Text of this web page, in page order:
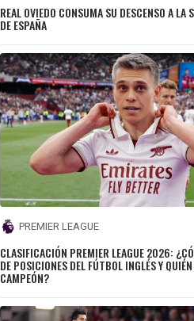
REAL OVIEDO CONSUMA SU DESCENSO A LA
DE ESPAÑA
PREMIER LEAGUE
CLASIFICACIÓN PREMIER LEAGUE 2026:
DE POSICIONES DEL FÚTBOL INGLÉS Y
CAMPEÓN?